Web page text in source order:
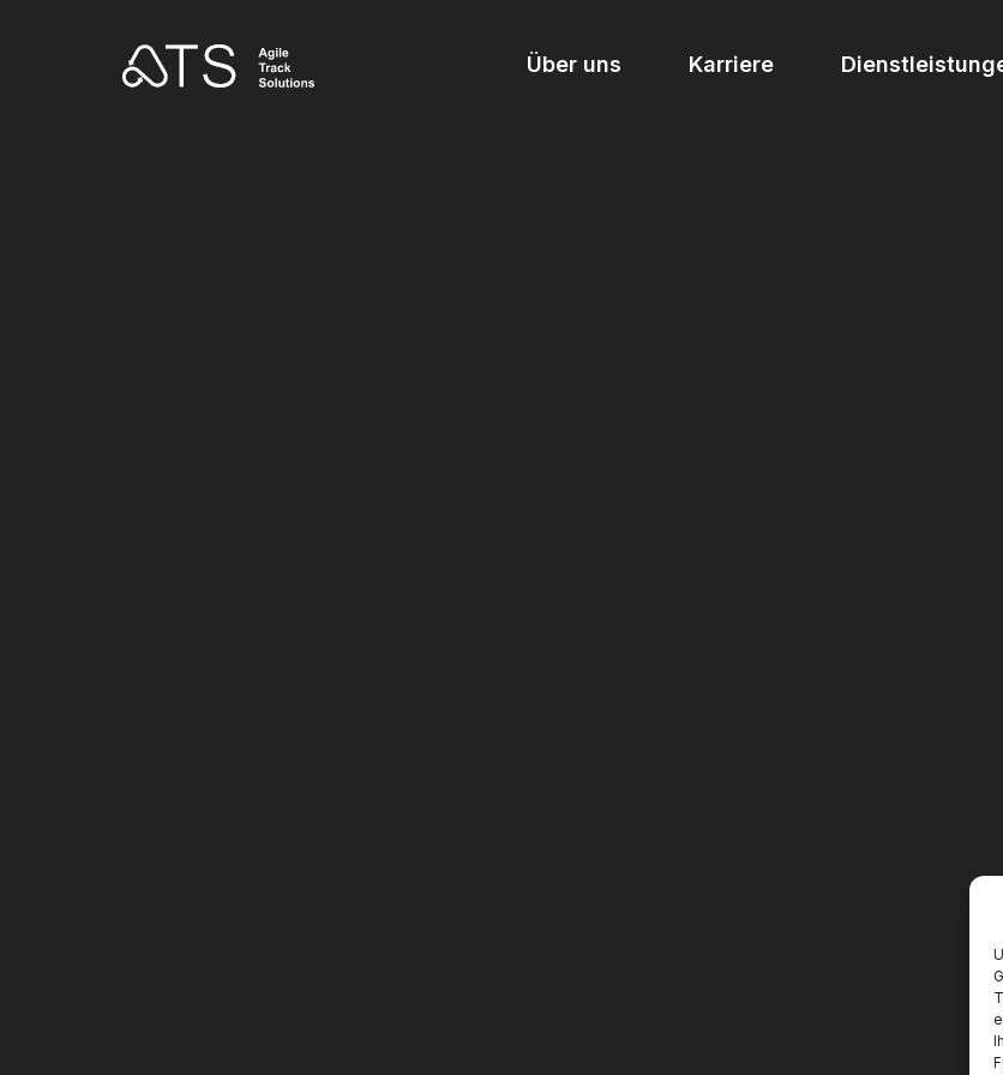
Über uns Karriere